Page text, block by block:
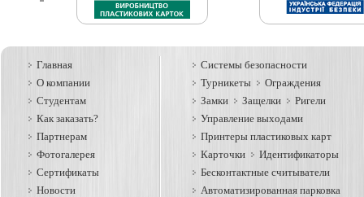
Главная
О компании
Студентам
Как заказать?
Партнерам
Фотогалерея
Сертификаты
Новости
Системы безопасности
Турникеты
Ограждения
Замки
Защелки
Ригели
Управление выходами
Принтеры пластиковых карт
Карточки
Идентификаторы
Бесконтактные считыватели
Автоматизированная парковка